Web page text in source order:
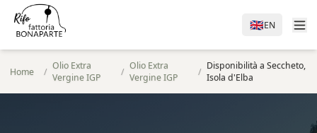
🇬🇧EN
Home / Olio Extra
Vergine IGP
/ Olio Extra
Vergine IGP
/ Disponibilità a Seccheto,
Isola d'Elba